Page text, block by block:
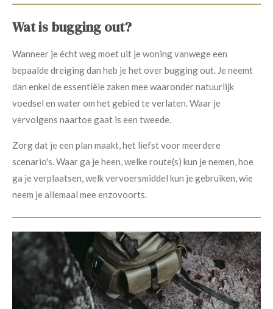
Wat is bugging out?
Wanneer je écht weg moet uit je woning vanwege een
bepaalde dreiging dan heb je het over bugging out. Je neemt
dan enkel de essentiële zaken mee waaronder natuurlijk
voedsel en water om het gebied te verlaten. Waar je
vervolgens naartoe gaat is een tweede.
Zorg dat je een plan maakt, het liefst voor meerdere
scenario's. Waar ga je heen, welke route(s) kun je nemen, hoe
ga je verplaatsen, welk vervoersmiddel kun je gebruiken, wie
neem je allemaal mee enzovoorts.